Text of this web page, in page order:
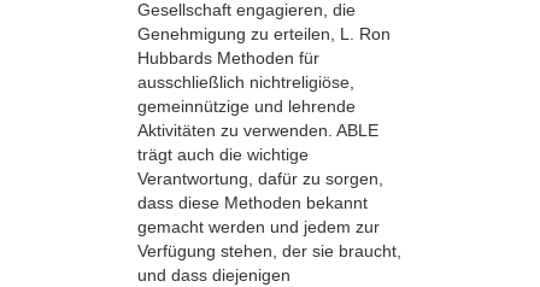
Gesellschaft engagieren, die
Genehmigung zu erteilen, L. Ron
Hubbards Methoden für
ausschließlich nichtreligiöse,
gemeinnützige und lehrende
Aktivitäten zu verwenden. ABLE
trägt auch die wichtige
Verantwortung, dafür zu sorgen,
dass diese Methoden bekannt
gemacht werden und jedem zur
Verfügung stehen, der sie braucht,
und dass diejenigen